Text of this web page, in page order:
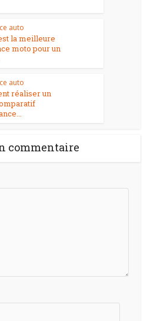
auto
la meilleure
moto pour un
auto
réaliser un
commentaire